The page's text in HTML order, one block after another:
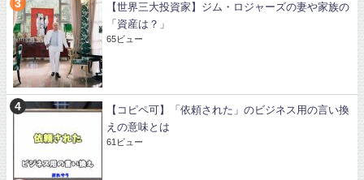
【世界三大投資家】ジム・ロジャーズの妻や家族の
「資産は？」
65ビュー
【コピペ可】「依頼された」のビジネス用の言い換
えの意味とは
61ビュー